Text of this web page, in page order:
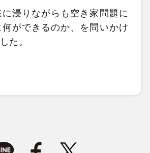
浸りながらも空き家問題に
ができるのか、を問いかけ
た。